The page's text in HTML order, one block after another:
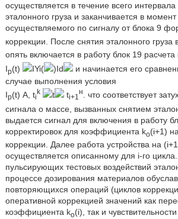
осуществляется в течение всего
эталонного груза и заканчивается в момент
осуществляемого по сигналу от блока 9
коррекции. После снятия эталонного
опять включается в работу блок 19 расчета
Ip(t) IYi( )Id
и начинается его
случае выполнения условия
Iр(t) A, ti
k t ti+1
н
. что соответствует
сигнала о массе, вызванных снятием
выдается сигнал для включения в работу
корректировок для коэффициента ko(i+1)
коррекции. Далее работа устройства на
осуществляется описанному для i-го
пульсирующих тестовых воздействий
процессе дозирования материалов
повторяющихся операций (циклов
оперативной коррекцией значений как
коэффициента ko(i), так и